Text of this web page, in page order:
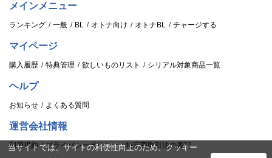
メインメニュー
ランキング 一般 BL オトナ向け オトナBL チャージする
マイページ
購入履歴 特典管理 欲しいものリスト シリアル対象商品一覧
ヘルプ
お知らせ よくある質問
運営会社情報
利用規約 プライバシーポリシー 特定商取引法の表記
当サイトでは、サイトの利便性向上のため、クッキー